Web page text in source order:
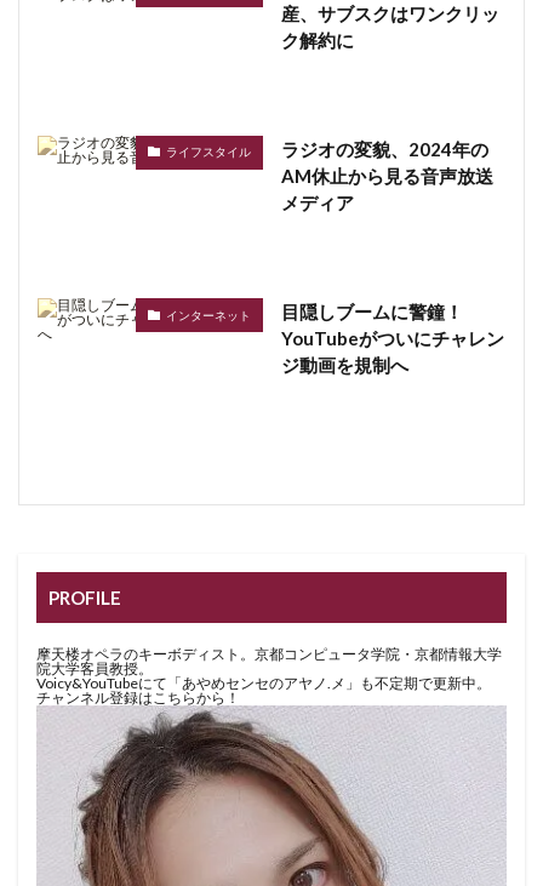
産、サブスクはワンクリッ
ク解約に
ライフスタイル
ラジオの変貌、2024年の
AM休止から見る音声放送
メディア
インターネット
目隠しブームに警鐘！
YouTubeがついにチャレン
ジ動画を規制へ
PROFILE
摩天楼オペラのキーボディスト。京都コンピュータ学院・京都情報大学
院大学客員教授。
Voicy&YouTubeにて「あやめセンセのアヤノ.メ」も不定期で更新中。
チャンネル登録はこちらから！